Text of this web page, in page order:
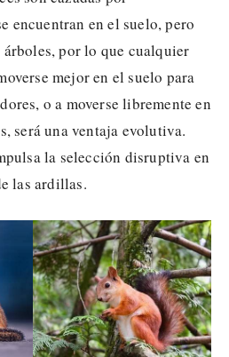
encuentran en el suelo, pero
por lo que cualquier
mejor en el suelo para
o a moverse libremente en
será una ventaja evolutiva.
la selección disruptiva en
las ardillas.